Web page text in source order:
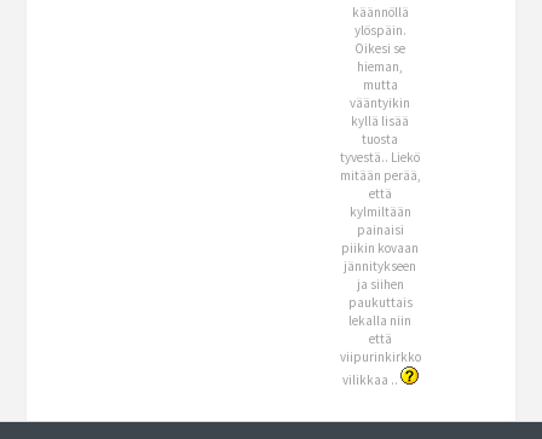
käännöllä
ylöspäin.
Oikesi se
hieman,
mutta
vääntyikin
kyllä lisää
tuosta
tyvestä.. Liekö
mitään perää,
että
kylmiltään
painaisi
piikin kovaan
jännitykseen
ja siihen
paukuttais
lekalla niin
että
viipurinkirkko
vilikkaa ..